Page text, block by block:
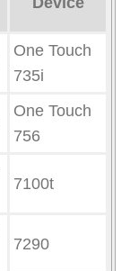
One Touch
735i
One Touch
756
7100t
7290